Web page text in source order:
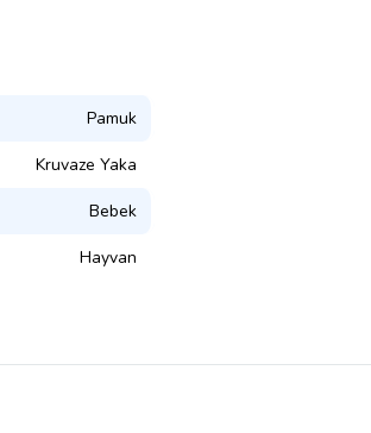
Pamuk
Kruvaze Yaka
Bebek
Hayvan